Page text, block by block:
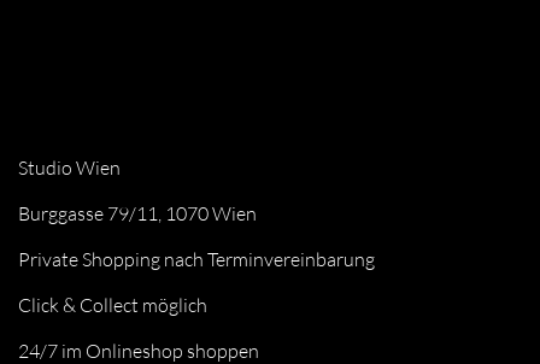
Studio Wien
Burggasse 79/11, 1070 Wien
Private Shopping nach Terminvereinbarung
Click & Collect möglich
24/7 im Onlineshop shoppen